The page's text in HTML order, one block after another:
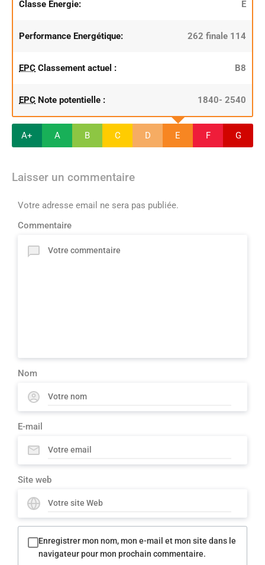
Classe Énergie: E
Performance Energétique: 262 finale 114
EPC Classement actuel : B8
EPC Note potentielle : 1840- 2540
A+ A B C D E F G
Laisser un commentaire
Votre adresse email ne sera pas publiée.
Commentaire
Nom
E-mail
Site web
Enregistrer mon nom, mon e-mail et mon site dans le
navigateur pour mon prochain commentaire.